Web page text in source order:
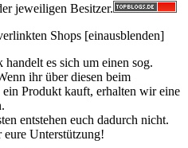
jeweiligen Besitzer.
Shops [einausblenden]
es sich um einen sog.
ihr über diesen beim
Produkt kauft, erhalten wir eine
entstehen euch dadurch nicht.
Unterstützung!